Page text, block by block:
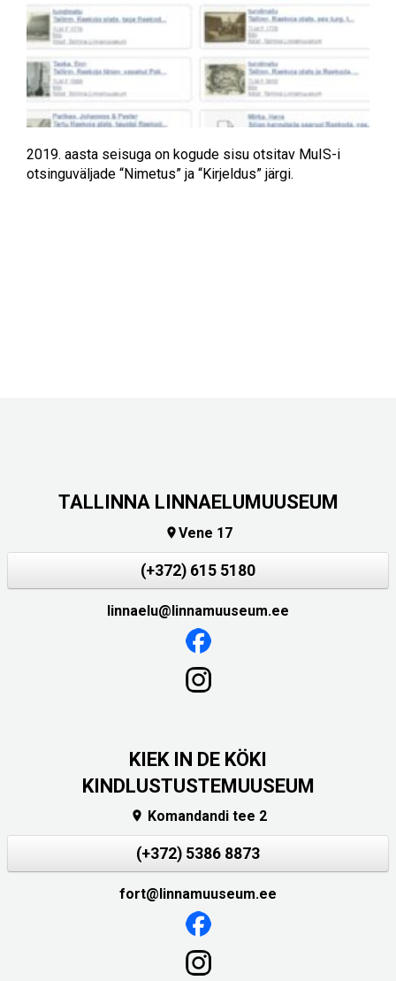
2019. aasta seisuga on kogude sisu otsitav MuIS-i
otsinguväljade “Nimetus” ja “Kirjeldus” järgi.
TALLINNA LINNAELUMUUSEUM
Vene 17
(+372) 615 5180
linnaelu@linnamuuseum.ee
KIEK IN DE KÖKI
KINDLUSTUSTEMUUSEUM
 Komandandi tee 2
(+372) 5386 8873
fort@linnamuuseum.ee